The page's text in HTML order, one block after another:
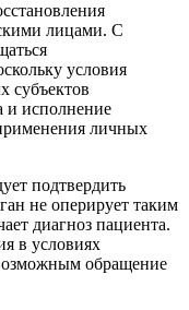
лицами. С
условия
субъектов
и исполнение
личных
подтвердить
не оперирует таким
диагноз пациента.
в условиях
обращение